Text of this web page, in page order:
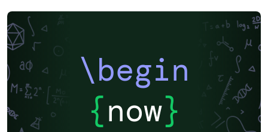
\begin
{now}